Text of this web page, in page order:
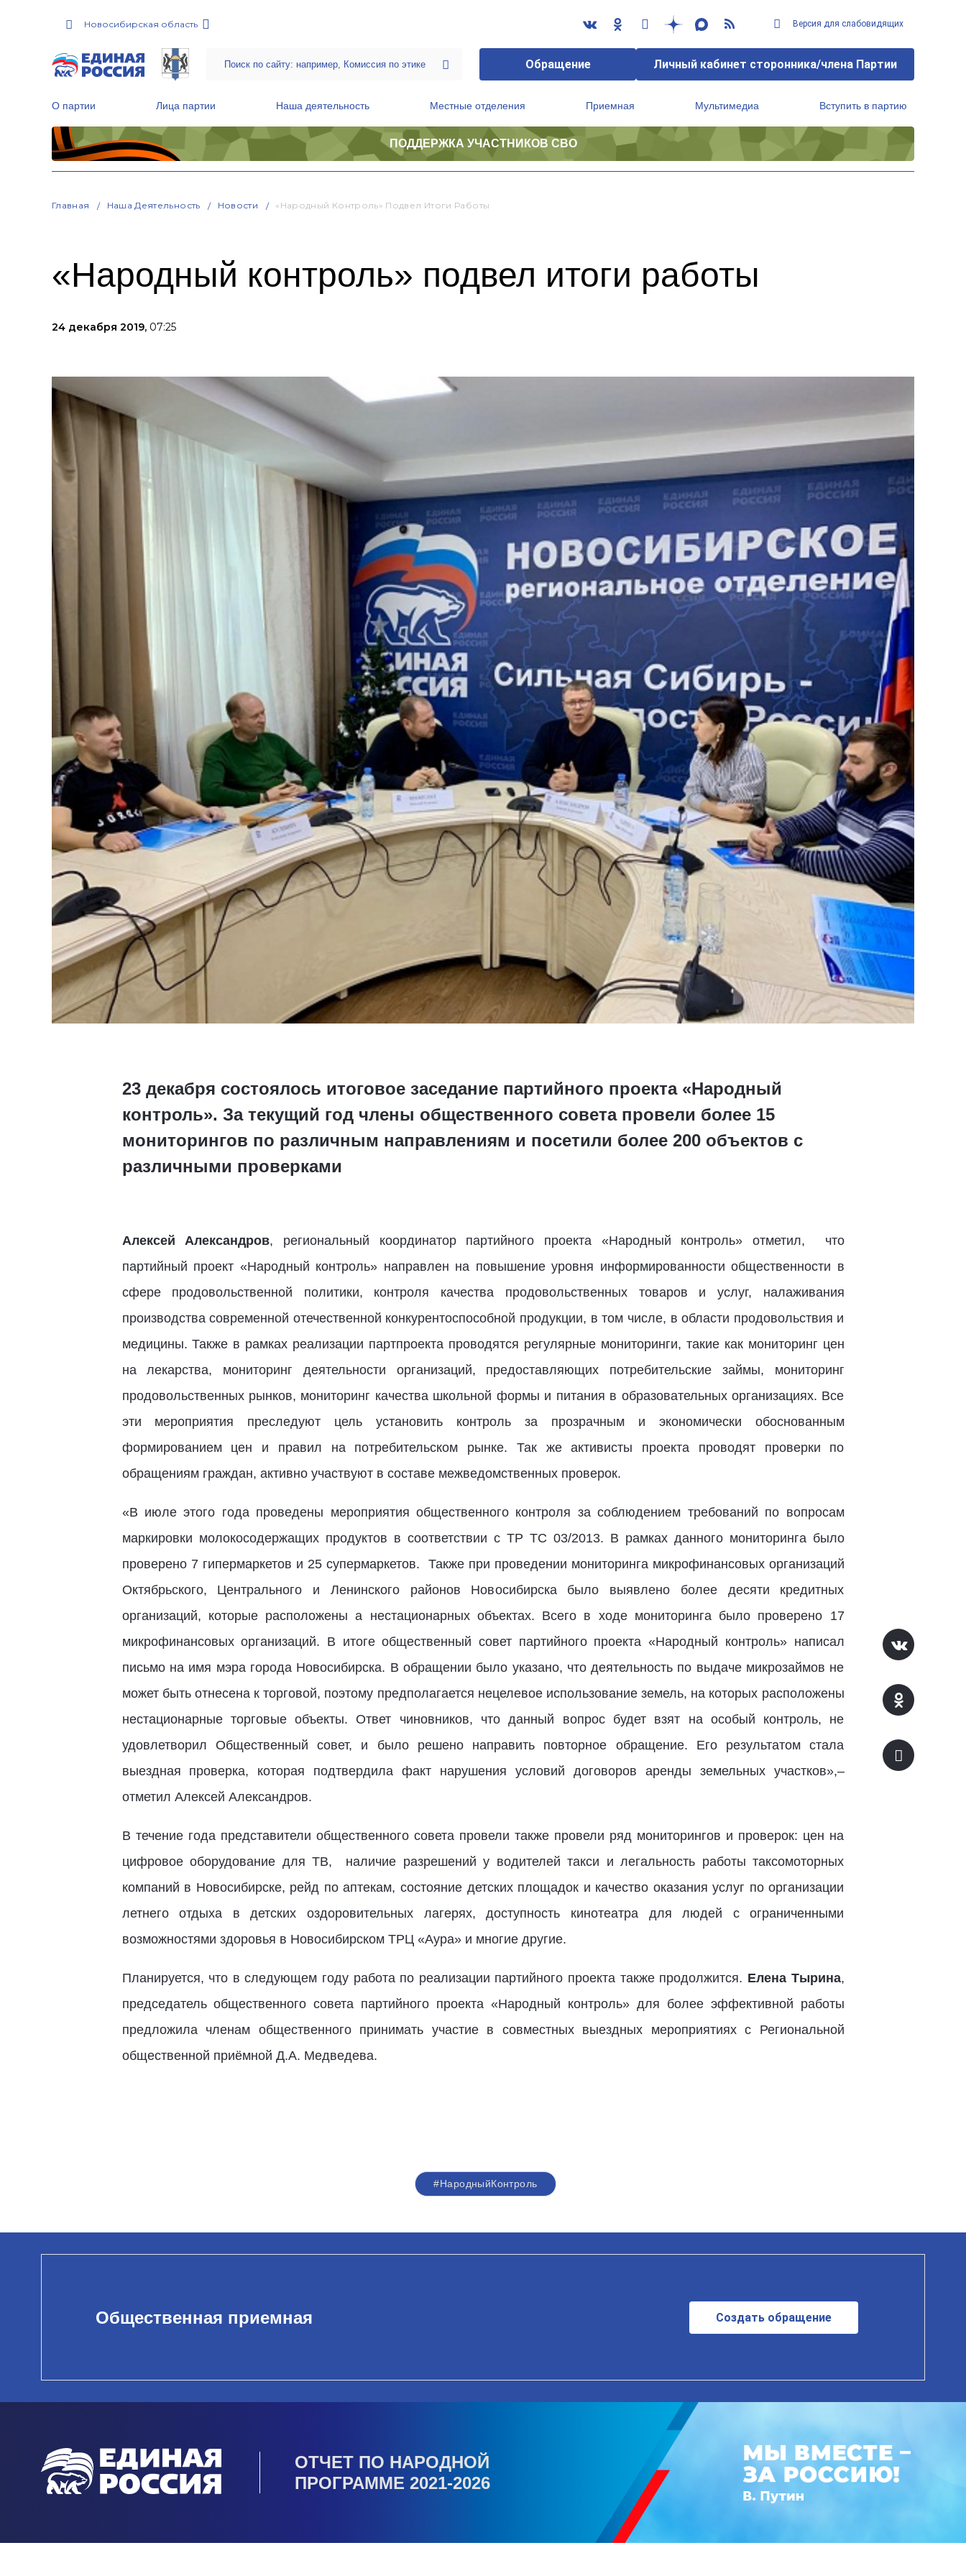
Новосибирская область Версия для слабовидящих
Обращение Личный кабинет сторонника/члена Партии
О партии Лица партии Наша деятельность Местные отделения Приемная Мультимедиа Вступить в партию
ПОДДЕРЖКА УЧАСТНИКОВ СВО
Главная Наша Деятельность Новости «Народный Контроль» Подвел Итоги Работы
«Народный контроль» подвел итоги работы
24 декабря 2019, 07:25
23 декабря состоялось итоговое заседание партийного проекта «Народный
контроль». За текущий год члены общественного совета провели более 15
мониторингов по различным направлениям и посетили более 200 объектов с
различными проверками
Алексей Александров, региональный координатор партийного проекта «Народный контроль» отметил, что
партийный проект «Народный контроль» направлен на повышение уровня информированности общественности в
сфере продовольственной политики, контроля качества продовольственных товаров и услуг, налаживания
производства современной отечественной конкурентоспособной продукции, в том числе, в области продовольствия и
медицины. Также в рамках реализации партпроекта проводятся регулярные мониторинги, такие как мониторинг цен
на лекарства, мониторинг деятельности организаций, предоставляющих потребительские займы, мониторинг
продовольственных рынков, мониторинг качества школьной формы и питания в образовательных организациях. Все
эти мероприятия преследуют цель установить контроль за прозрачным и экономически обоснованным
формированием цен и правил на потребительском рынке. Так же активисты проекта проводят проверки по
обращениям граждан, активно участвуют в составе межведомственных проверок.
«В июле этого года проведены мероприятия общественного контроля за соблюдением требований по вопросам
маркировки молокосодержащих продуктов в соответствии с ТР ТС 03/2013. В рамках данного мониторинга было
проверено 7 гипермаркетов и 25 супермаркетов. Также при проведении мониторинга микрофинансовых организаций
Октябрьского, Центрального и Ленинского районов Новосибирска было выявлено более десяти кредитных
организаций, которые расположены а нестационарных объектах. Всего в ходе мониторинга было проверено 17
микрофинансовых организаций. В итоге общественный совет партийного проекта «Народный контроль» написал
письмо на имя мэра города Новосибирска. В обращении было указано, что деятельность по выдаче микрозаймов не
может быть отнесена к торговой, поэтому предполагается нецелевое использование земель, на которых расположены
нестационарные торговые объекты. Ответ чиновников, что данный вопрос будет взят на особый контроль, не
удовлетворил Общественный совет, и было решено направить повторное обращение. Его результатом стала
выездная проверка, которая подтвердила факт нарушения условий договоров аренды земельных участков»,–
отметил Алексей Александров.
В течение года представители общественного совета провели также провели ряд мониторингов и проверок: цен на
цифровое оборудование для ТВ, наличие разрешений у водителей такси и легальность работы таксомоторных
компаний в Новосибирске, рейд по аптекам, состояние детских площадок и качество оказания услуг по организации
летнего отдыха в детских оздоровительных лагерях, доступность кинотеатра для людей с ограниченными
возможностями здоровья в Новосибирском ТРЦ «Аура» и многие другие.
Планируется, что в следующем году работа по реализации партийного проекта также продолжится. Елена Тырина,
председатель общественного совета партийного проекта «Народный контроль» для более эффективной работы
предложила членам общественного принимать участие в совместных выездных мероприятиях с Региональной
общественной приёмной Д.А. Медведева.
#НародныйКонтроль
Общественная приемная Создать обращение
ОТЧЕТ ПО НАРОДНОЙ
ПРОГРАММЕ 2021-2026